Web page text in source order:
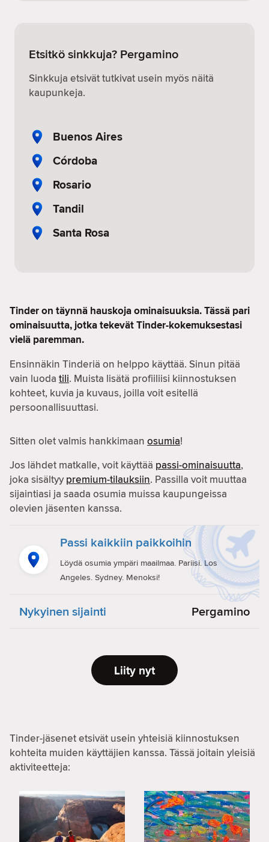
Etsitkö sinkkuja? Pergamino
Sinkkuja etsivät tutkivat usein myös näitä
kaupunkeja.
Buenos Aires
Córdoba
Rosario
Tandil
Santa Rosa
Tinder on täynnä hauskoja ominaisuuksia. Tässä pari
ominaisuutta, jotka tekevät Tinder-kokemuksestasi
vielä paremman.
Ensinnäkin Tinderiä on helppo käyttää. Sinun pitää
vain luoda tili. Muista lisätä profiiliisi kiinnostuksen
kohteet, kuvia ja kuvaus, joilla voit esitellä
persoonallisuuttasi.
Sitten olet valmis hankkimaan osumia!
Jos lähdet matkalle, voit käyttää passi-ominaisuutta,
joka sisältyypremium-tilauksiin. Passilla voit muuttaa
sijaintiasi ja saada osumia muissa kaupungeissa
olevien jäsenten kanssa.
Passi kaikkiin paikkoihin
Löydä osumia ympäri maailmaa. Pariisi. Los
Angeles. Sydney. Menoksi!
Nykyinen sijainti Pergamino
Liity nyt
Tinder-jäsenet etsivät usein yhteisiä kiinnostuksen
kohteita muiden käyttäjien kanssa. Tässä joitain yleisiä
aktiviteetteja: